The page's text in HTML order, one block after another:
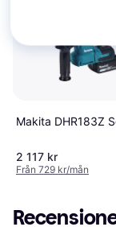
Makita DHR183Z
2 117 kr
Från 729 kr/mån